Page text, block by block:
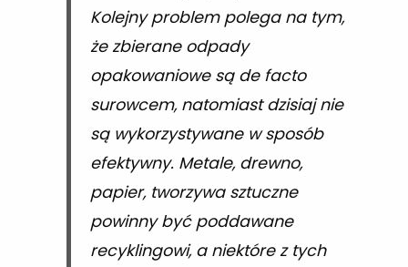
Kolejny problem polega na tym,
że zbierane odpady
opakowaniowe są de facto
surowcem, natomiast dzisiaj nie
są wykorzystywane w sposób
efektywny. Metale, drewno,
papier, tworzywa sztuczne
powinny być poddawane
recyklingowi, a niektóre z tych